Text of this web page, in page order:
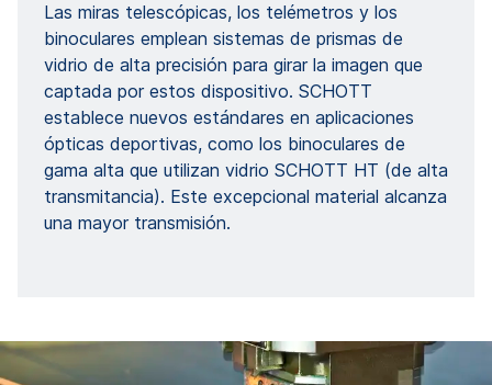
Las miras telescópicas, los telémetros y los
binoculares emplean sistemas de prismas de
vidrio de alta precisión para girar la imagen que
captada por estos dispositivo. SCHOTT
establece nuevos estándares en aplicaciones
ópticas deportivas, como los binoculares de
gama alta que utilizan vidrio SCHOTT HT (de alta
transmitancia). Este excepcional material alcanza
una mayor transmisión.